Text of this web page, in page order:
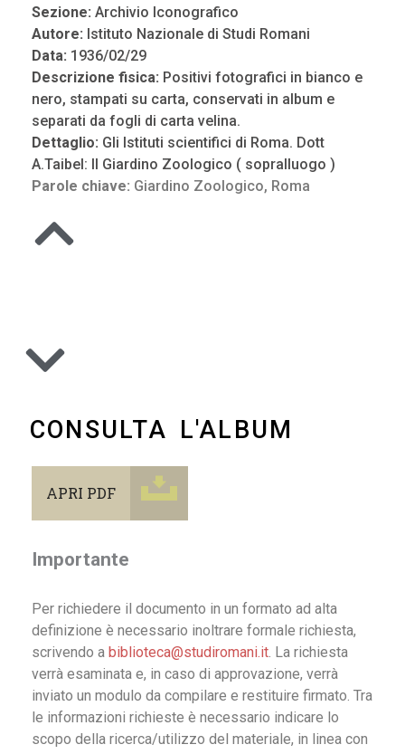
Sezione: Archivio Iconografico
Autore: Istituto Nazionale di Studi Romani
Data: 1936/02/29
Descrizione fisica: Positivi fotografici in bianco e
nero, stampati su carta, conservati in album e
separati da fogli di carta velina.
Dettaglio: Gli Istituti scientifici di Roma. Dott
A.Taibel: Il Giardino Zoologico ( sopralluogo )
Parole chiave: Giardino Zoologico, Roma
CONSULTA L'ALBUM
APRI PDF
Importante
Per richiedere il documento in un formato ad alta
definizione è necessario inoltrare formale richiesta,
scrivendo a biblioteca@studiromani.it. La richiesta
verrà esaminata e, in caso di approvazione, verrà
inviato un modulo da compilare e restituire firmato. Tra
le informazioni richieste è necessario indicare lo
scopo della ricerca/utilizzo del materiale, in linea con